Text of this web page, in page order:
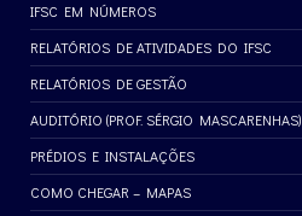
IFSC EM NÚMEROS
RELATÓRIOS DE ATIVIDADES DO IFSC
RELATÓRIOS DE GESTÃO
AUDITÓRIO (PROF. SÉRGIO MASCARENHAS)
PRÉDIOS E INSTALAÇÕES
COMO CHEGAR – MAPAS